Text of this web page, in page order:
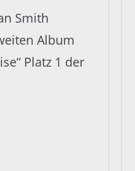
Smith
Album
Platz 1 der